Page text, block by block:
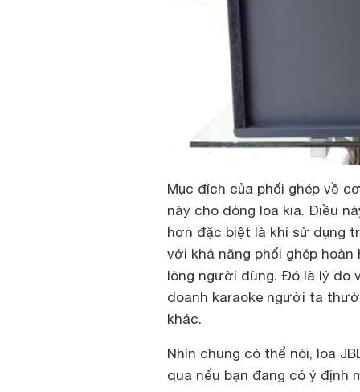
Mục đích của phối ghép về
này cho dòng loa kia. Điều
hơn đặc biệt là khi sử dụng
với khả năng phối ghép
lòng người dùng. Đó là lý do
doanh karaoke người ta
khác.
Nhìn chung có thể nói, loa
qua nếu bạn đang có ý định